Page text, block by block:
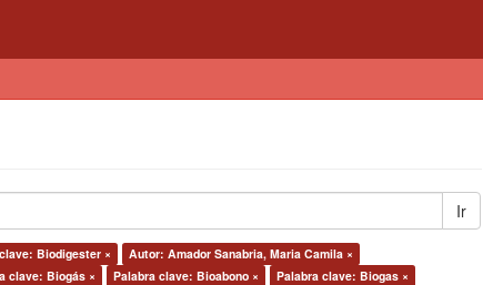
Ir
Biodigester ×
Autor: Amador Sanabria, Maria Camila ×
clave: Biogás × Palabra clave: Bioabono ×
Palabra clave: Biogas ×